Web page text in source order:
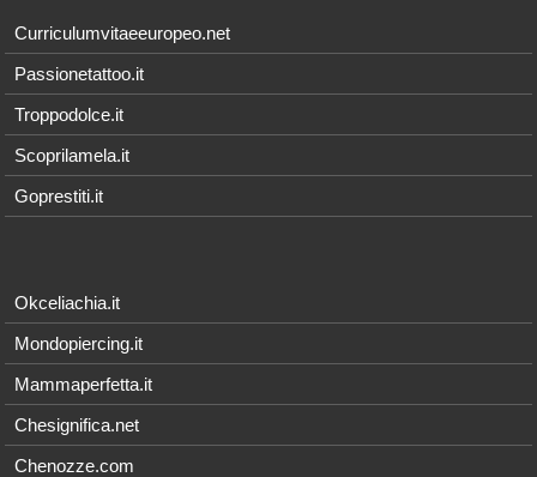
Curriculumvitaeeuropeo.net
Passionetattoo.it
Troppodolce.it
Scoprilamela.it
Goprestiti.it
Okceliachia.it
Mondopiercing.it
Mammaperfetta.it
Chesignifica.net
Chenozze.com